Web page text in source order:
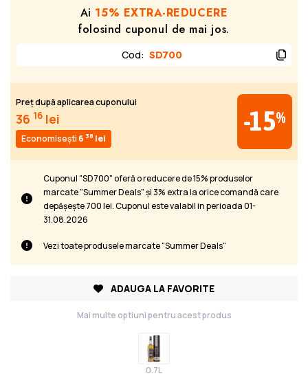
Ai 15% EXTRA-REDUCERE
folosind cuponul de mai jos.
Cod: SD700
Preț după aplicarea cuponului
36 16 lei
Economisești 6 38 lei
-15%
Cuponul "SD700" oferă o reducere de 15% produselor
marcate "Summer Deals" și 3% extra la orice comandă care
depășește 700 lei. Cuponul este valabil in perioada 01-
31.08.2026
Vezi toate produsele marcate "Summer Deals"
ADAUGA LA FAVORITE
Mai multe optiuni pentru acest produs
0.7L